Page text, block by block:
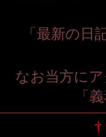
「最新の日
なお当方に
「
†